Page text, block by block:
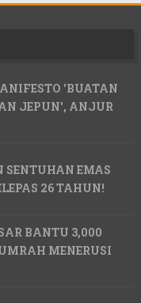
'BUATAN
JEPUN', ANJUR
EMAS
26 TAHUN!
BANTU 3,000
MENERUSI